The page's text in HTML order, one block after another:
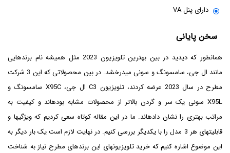
دارای پنل VA
سخن پایانی
همان‎طور که دیدید در بین بهترین تلویزیون 2023 مثل همیشه نام برندهایی
مانند ال جی، سامسونگ و سونی می‎درخشد. در بین محصولاتی که این 3 شرکت
مطرح در سال 2023 عرضه کردند، تلویزیون C3 ال جی، X95C سامسونگ و
X95L سونی یک سر و گردن بالاتر از محصولات مشابه بوده‎اند و کیفیت به
مراتب بهتری را نشان داده‎اند. ما در این مقاله کوتاه سعی کردیم که ویژگی‎ها و
قابلیت‎های هر 3 مدل را با یکدیگر بررسی کنیم. در نهایت لازم است یک بار دیگر به
این موضوع اشاره کنیم که خرید تلویزیون‎های این برندهای مطرح نیاز به شناخت